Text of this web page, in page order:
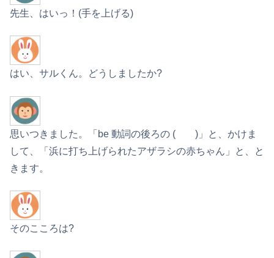
先生、はいっ！(手を上げる)
はい、サルくん。どうしましたか?
思いつきました。「be 動詞の後ろの ( )」と、かけま
して、「浜に打ち上げられたアザラシの赤ちゃん」と、と
きます。
そのこころは?